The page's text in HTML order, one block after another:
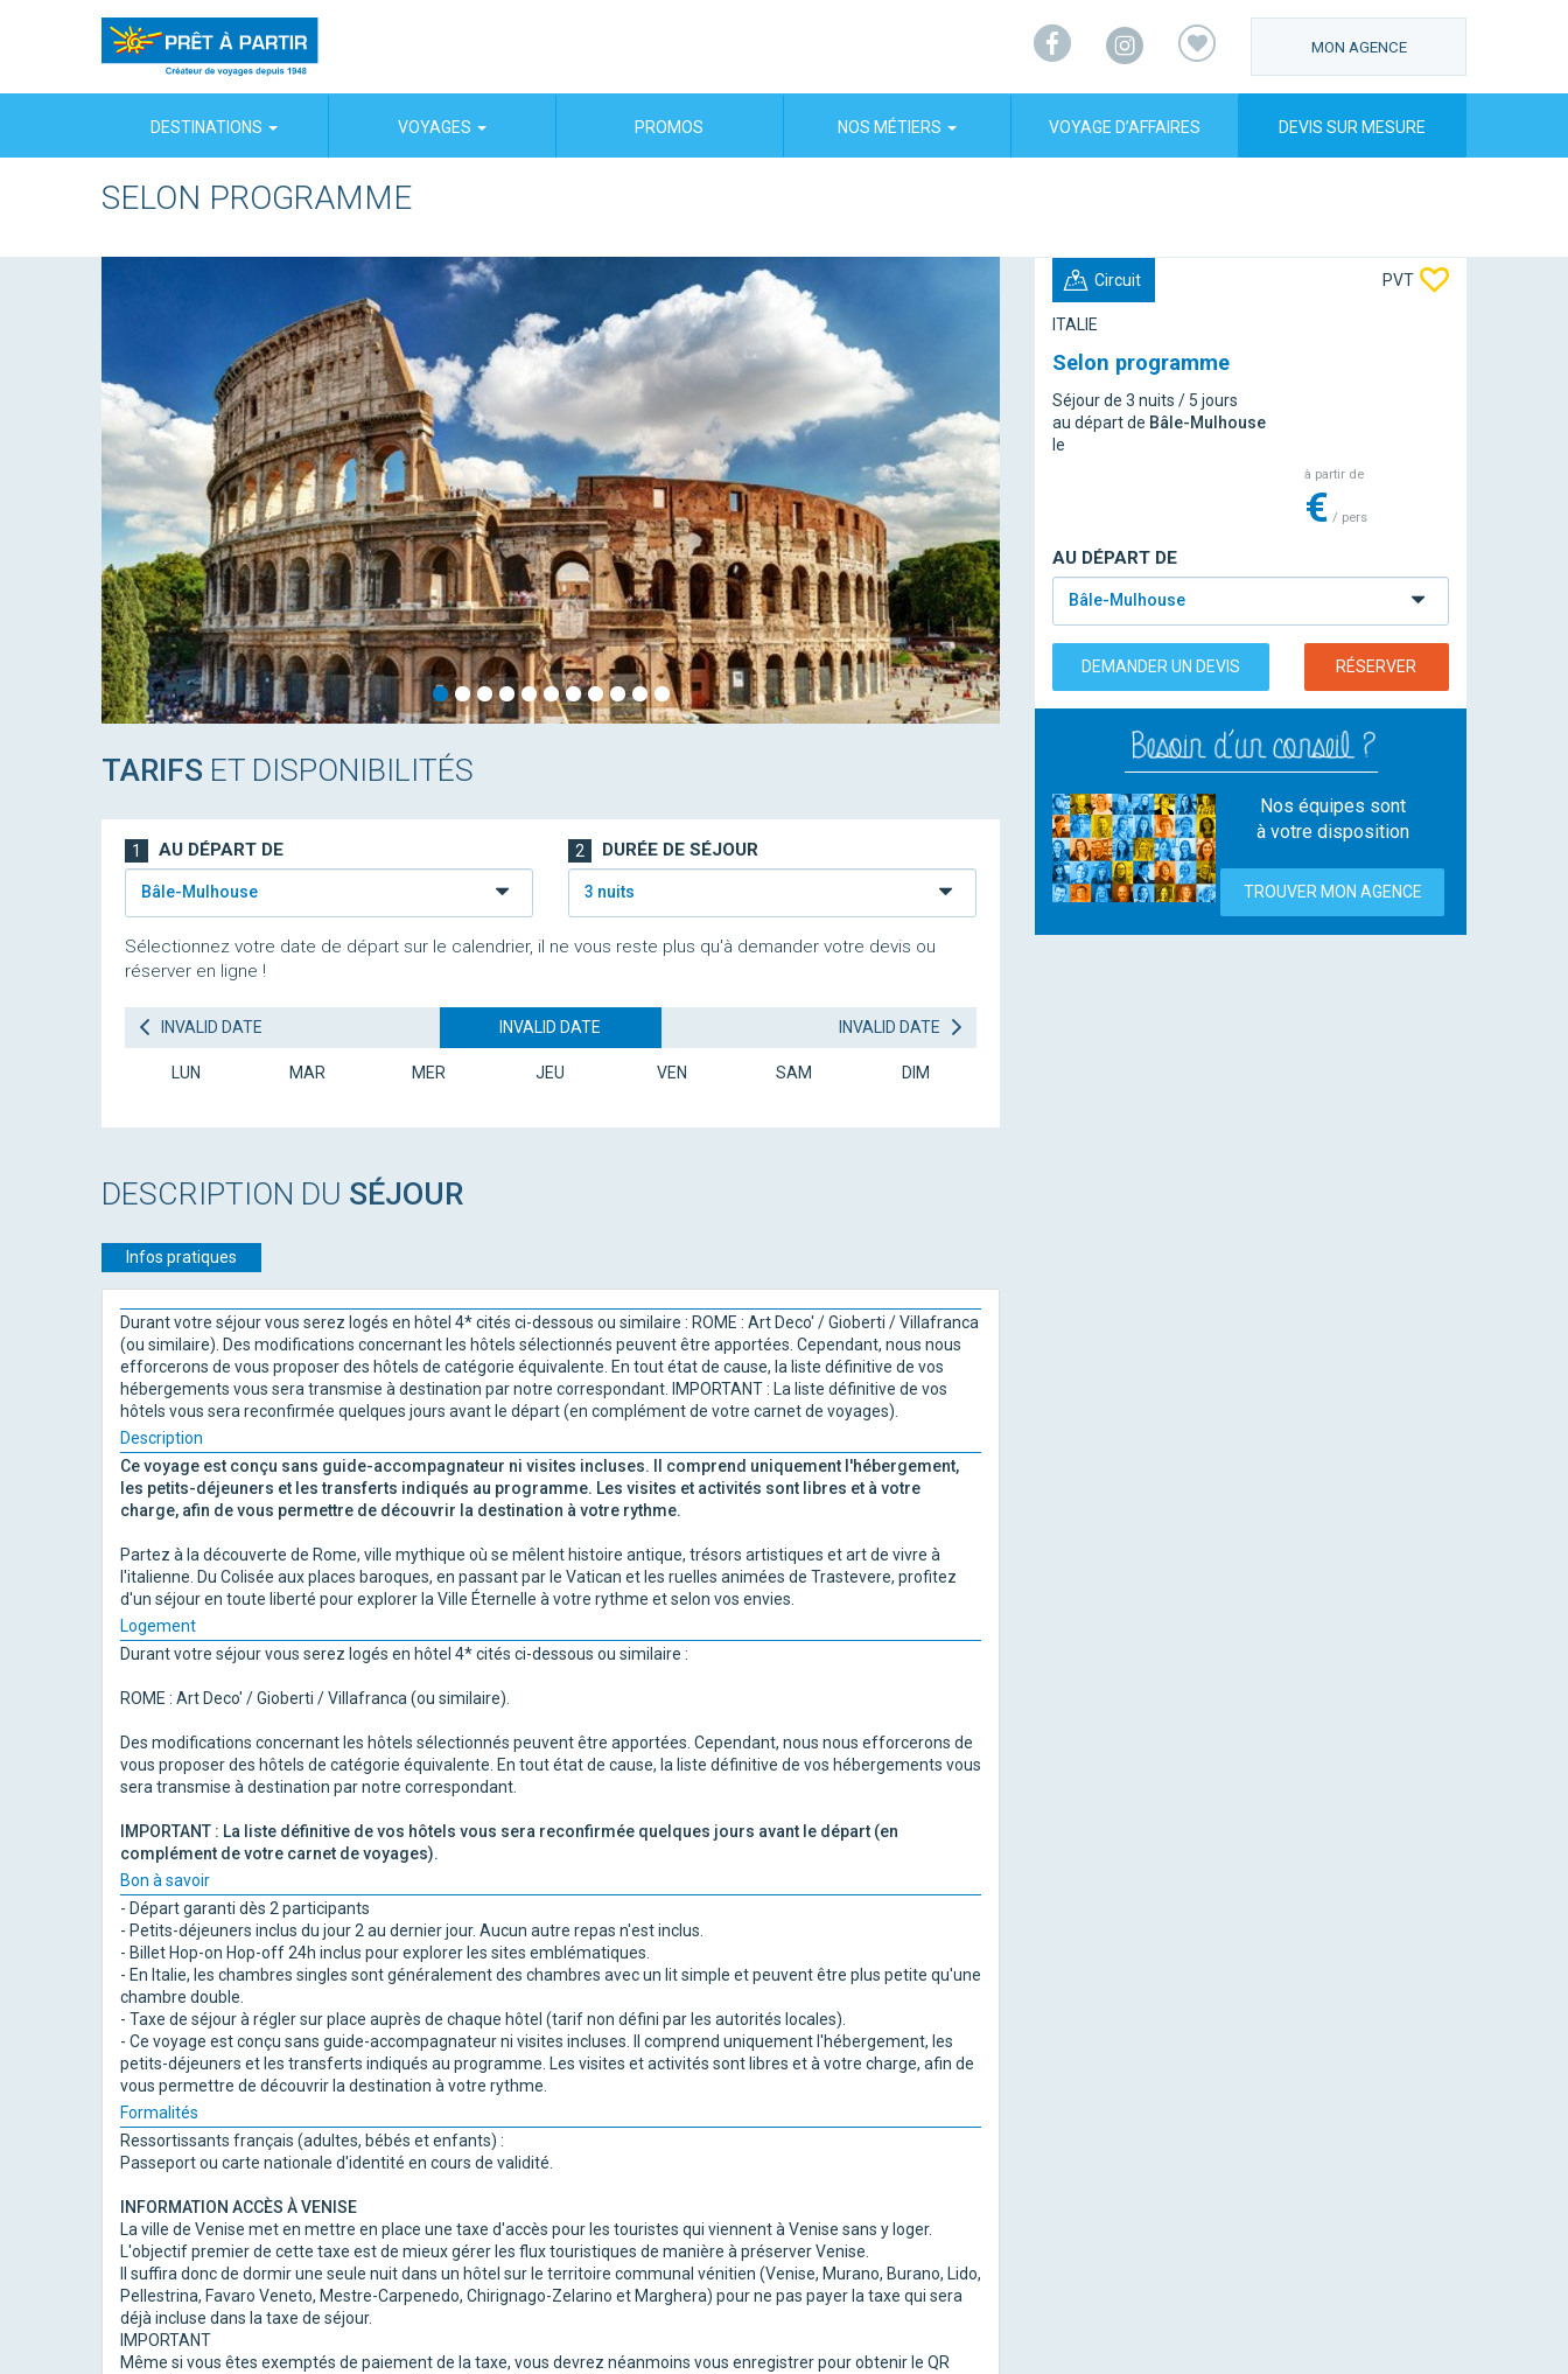
Facebook
Instagram
MON AGENCE
DESTINATIONS VOYAGES PROMOS NOS MÉTIERS VOYAGE D’AFFAIRES DEVIS SUR MESURE
SELON PROGRAMME
Circuit PVT
ITALIE
Selon programme
Séjour de 3 nuits / 5 jours
au départ de Bâle-Mulhouse
le
à partir de
€ / pers
AU DÉPART DE
Bâle-Mulhouse
DEMANDER UN DEVIS RÉSERVER
Nos équipes sont
à votre disposition
TROUVER MON AGENCE
TARIFS ET DISPONIBILITÉS
1 AU DÉPART DE
Bâle-Mulhouse
2 DURÉE DE SÉJOUR
3 nuits
Sélectionnez votre date de départ sur le calendrier, il ne vous reste plus qu'à demander votre devis ou
réserver en ligne !
INVALID DATE INVALID DATE INVALID DATE
LUN MAR MER JEU VEN SAM DIM
DESCRIPTION DU SÉJOUR
Infos pratiques
Durant votre séjour vous serez logés en hôtel 4* cités ci-dessous ou similaire : ROME : Art Deco' / Gioberti / Villafranca
(ou similaire). Des modifications concernant les hôtels sélectionnés peuvent être apportées. Cependant, nous nous
efforcerons de vous proposer des hôtels de catégorie équivalente. En tout état de cause, la liste définitive de vos
hébergements vous sera transmise à destination par notre correspondant. IMPORTANT : La liste définitive de vos
hôtels vous sera reconfirmée quelques jours avant le départ (en complément de votre carnet de voyages).
Description
Ce voyage est conçu sans guide-accompagnateur ni visites incluses. Il comprend uniquement l'hébergement,
les petits-déjeuners et les transferts indiqués au programme. Les visites et activités sont libres et à votre
charge, afin de vous permettre de découvrir la destination à votre rythme.
Partez à la découverte de Rome, ville mythique où se mêlent histoire antique, trésors artistiques et art de vivre à
l'italienne. Du Colisée aux places baroques, en passant par le Vatican et les ruelles animées de Trastevere, profitez
d'un séjour en toute liberté pour explorer la Ville Éternelle à votre rythme et selon vos envies.
Logement
Durant votre séjour vous serez logés en hôtel 4* cités ci-dessous ou similaire :
ROME : Art Deco' / Gioberti / Villafranca (ou similaire).
Des modifications concernant les hôtels sélectionnés peuvent être apportées. Cependant, nous nous efforcerons de
vous proposer des hôtels de catégorie équivalente. En tout état de cause, la liste définitive de vos hébergements vous
sera transmise à destination par notre correspondant.
IMPORTANT : La liste définitive de vos hôtels vous sera reconfirmée quelques jours avant le départ (en
complément de votre carnet de voyages).
Bon à savoir
- Départ garanti dès 2 participants
- Petits-déjeuners inclus du jour 2 au dernier jour. Aucun autre repas n'est inclus.
- Billet Hop-on Hop-off 24h inclus pour explorer les sites emblématiques.
- En Italie, les chambres singles sont généralement des chambres avec un lit simple et peuvent être plus petite qu'une
chambre double.
- Taxe de séjour à régler sur place auprès de chaque hôtel (tarif non défini par les autorités locales).
- Ce voyage est conçu sans guide-accompagnateur ni visites incluses. Il comprend uniquement l'hébergement, les
petits-déjeuners et les transferts indiqués au programme. Les visites et activités sont libres et à votre charge, afin de
vous permettre de découvrir la destination à votre rythme.
Formalités
Ressortissants français (adultes, bébés et enfants) :
Passeport ou carte nationale d'identité en cours de validité.
INFORMATION ACCÈS À VENISE
La ville de Venise met en mettre en place une taxe d'accès pour les touristes qui viennent à Venise sans y loger.
L'objectif premier de cette taxe est de mieux gérer les flux touristiques de manière à préserver Venise.
Il suffira donc de dormir une seule nuit dans un hôtel sur le territoire communal vénitien (Venise, Murano, Burano, Lido,
Pellestrina, Favaro Veneto, Mestre-Carpenedo, Chirignago-Zelarino et Marghera) pour ne pas payer la taxe qui sera
déjà incluse dans la taxe de séjour.
IMPORTANT
Même si vous êtes exemptés de paiement de la taxe, vous devrez néanmoins vous enregistrer pour obtenir le QR